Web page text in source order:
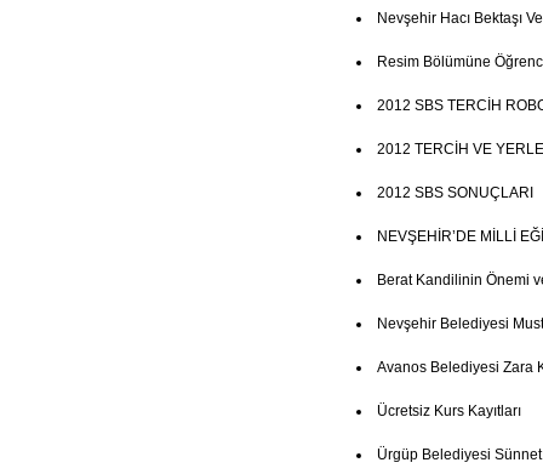
Nevşehir Hacı Bektaşı
Resim Bölümüne
2012 SBS TERCİH
2012 TERCİH VE
2012 SBS SONUÇLARI
NEVŞEHİR’DE MİLLİ
Berat Kandilinin Önemi
Nevşehir Belediyesi
Avanos Belediyesi Zara
Ücretsiz Kurs Kayıtları
Ürgüp Belediyesi